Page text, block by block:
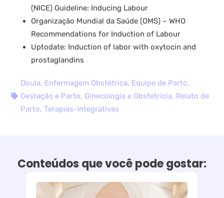
(NICE) Guideline: Inducing Labour
Organização Mundial da Saúde (OMS) – WHO
Recommendations for Induction of Labour
Uptodate: Induction of labor with oxytocin and
prostaglandins
Doula, Enfermagem Obstétrica, Equipe de Parto,
Gestação e Parto, Ginecologia e Obstetricia, Relato de
Parto,Terapias-Integrativas
Conteúdos que você pode gostar: